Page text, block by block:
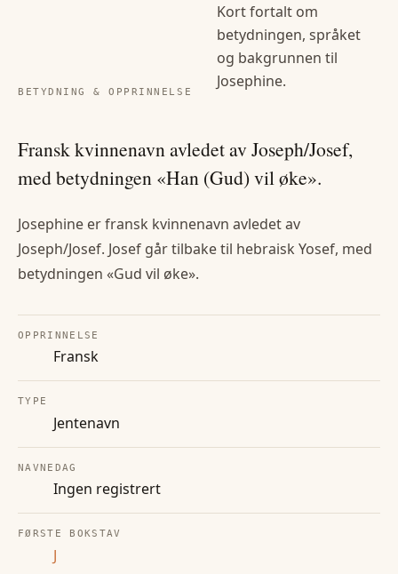
BETYDNING & OPPRINNELSE
Kort fortalt om
betydningen, språket
og bakgrunnen til
Josephine.
Fransk kvinnenavn avledet av Joseph/Josef,
med betydningen «Han (Gud) vil øke».
Josephine er fransk kvinnenavn avledet av
Joseph/Josef. Josef går tilbake til hebraisk Yosef, med
betydningen «Gud vil øke».
OPPRINNELSE
Fransk
TYPE
Jentenavn
NAVNEDAG
Ingen registrert
FØRSTE BOKSTAV
J